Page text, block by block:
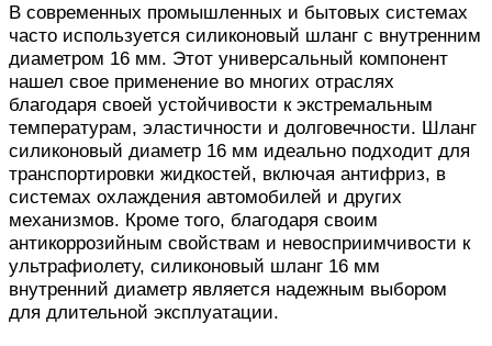
В современных промышленных и бытовых системах
часто используется силиконовый шланг с внутренним
диаметром 16 мм. Этот универсальный компонент
нашел свое применение во многих отраслях
благодаря своей устойчивости к экстремальным
температурам, эластичности и долговечности. Шланг
силиконовый диаметр 16 мм идеально подходит для
транспортировки жидкостей, включая антифриз, в
системах охлаждения автомобилей и других
механизмов. Кроме того, благодаря своим
антикоррозийным свойствам и невосприимчивости к
ультрафиолету, силиконовый шланг 16 мм
внутренний диаметр является надежным выбором
для длительной эксплуатации.